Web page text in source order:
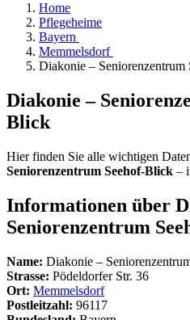
Home
Pflegeheime
Bayern
Memmelsdorf
Diakonie –
Diakonie –
Blick
Hier finden Sie alle wichtigen
Seniorenzentrum Seehof-Blick –
Informationen über
Seniorenzentrum
Name: Diakonie –
Strasse: Pödeldorfer Str. 36
Ort: Memmelsdorf
Postleitzahl: 96117